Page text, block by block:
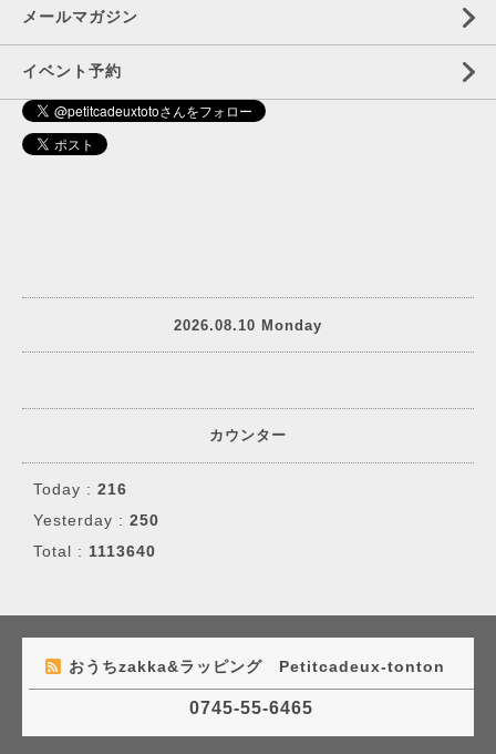
メールマガジン
イベント予約
2026.08.10 Monday
カウンター
Today : 216
Yesterday : 250
Total : 1113640
おうちzakka&ラッピング Petitcadeux-tonton
0745-55-6465